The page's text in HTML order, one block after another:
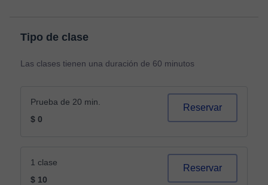
Tipo de clase
Las clases tienen una duración de 60 minutos
Prueba de 20 min.
$ 0
Reservar
1 clase
$ 10
Reservar